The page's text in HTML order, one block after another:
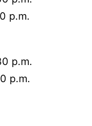
p.m.
p.m.
p.m.